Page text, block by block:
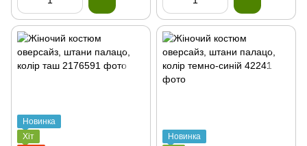
Новинка
Хіт
Новинка